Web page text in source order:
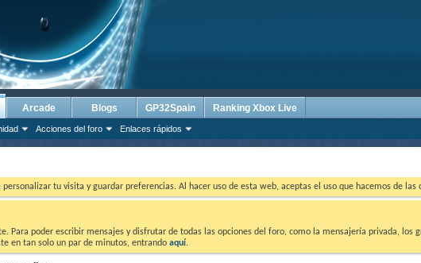
Acciones del foro Enlaces rápidos
Arcade Blogs GP32Spain Ranking Xbox Live
tu visita y guardar preferencias. Al hacer uso de esta web, aceptas el uso que hacemos de las
Para poder escribir mensajes y disfrutar de todas las opciones del foro, como la mensajería privada, los
en tan solo un par de minutos, entrando aquí.